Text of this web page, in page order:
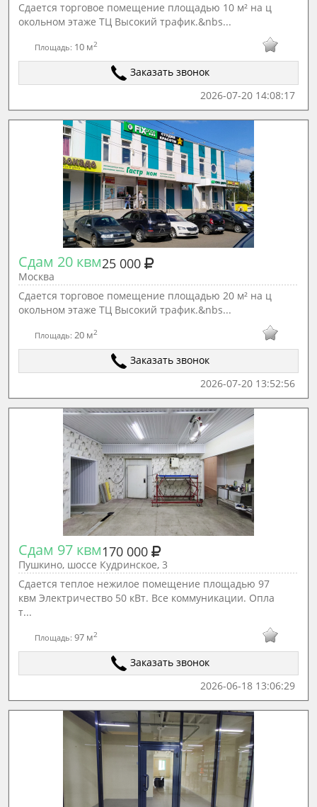
Сдается торговое помещение площадью 10 м² на ц
окольном этаже ТЦ Высокий трафик.&nbs...
Площадь: 10 м2
Заказать звонок
2026-07-20 14:08:17
Сдам 20 квм25 000
Москва
Сдается торговое помещение площадью 20 м² на ц
окольном этаже ТЦ Высокий трафик.&nbs...
Площадь: 20 м2
Заказать звонок
2026-07-20 13:52:56
Сдам 97 квм170 000
Пушкино, шоссе Кудринское, 3
Сдается теплое нежилое помещение площадью 97
квм Электричество 50 кВт. Все коммуникации. Опла
т...
Площадь:97 м2
Заказать звонок
2026-06-18 13:06:29